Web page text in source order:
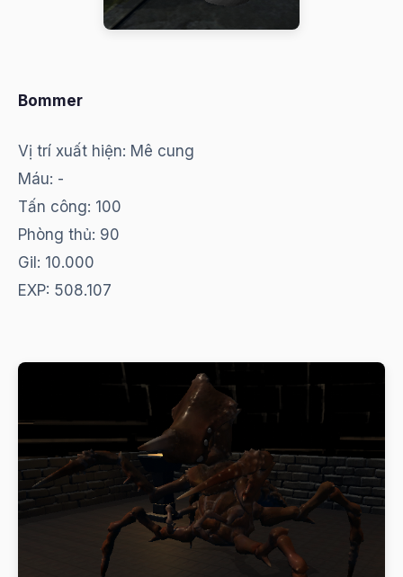
Bommer
Vị trí xuất hiện: Mê cung
Máu: -
Tấn công: 100
Phòng thủ: 90
Gil: 10.000
EXP: 508.107